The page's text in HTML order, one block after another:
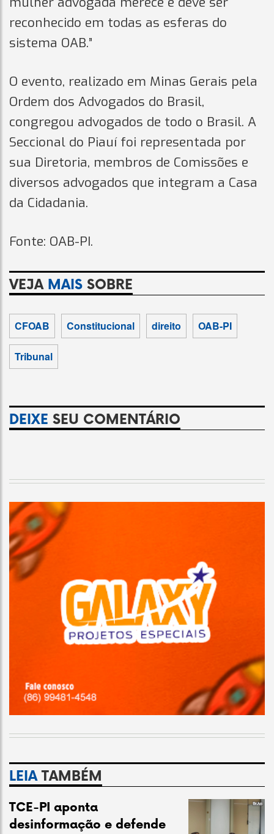
reconhecido em todas as esferas do
sistema OAB.”
O evento, realizado em Minas Gerais pela
Ordem dos Advogados do Brasil,
congregou advogados de todo o Brasil. A
Seccional do Piauí foi representada por
sua Diretoria, membros de Comissões e
diversos advogados que integram a Casa
da Cidadania.
Fonte: OAB-PI.
VEJA MAIS SOBRE
CFOAB Constitucional direito OAB-PI
Tribunal
DEIXE SEU COMENTÁRIO
LEIATAMBÉM
TCE-PI aponta
desinformação e defende